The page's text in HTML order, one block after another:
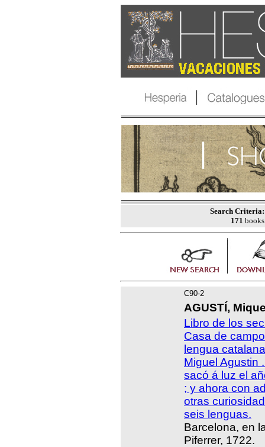
Search Criteria:
171
C90-2
AGUSTÍ,
Libro de los
Casa de
lengua
Miguel Agustin
sacó á luz el
; y ahora con
otras
seis lenguas.
Barcelona, en
Piferrer, 1722.